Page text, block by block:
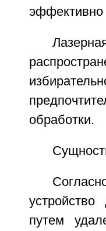
эффективно
обработки.
путем